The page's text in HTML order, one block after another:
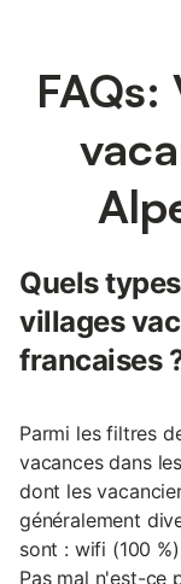
Quels
villages
francaises
Parmi les filtres
vacances dans
dont les
généralement
sont : wifi (100
Pas mal n'est-ce